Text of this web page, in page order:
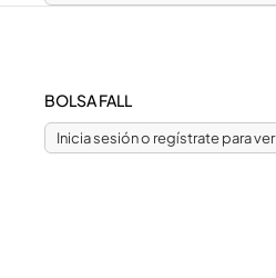
BOLSA FALL
Inicia sesión o regístrate para